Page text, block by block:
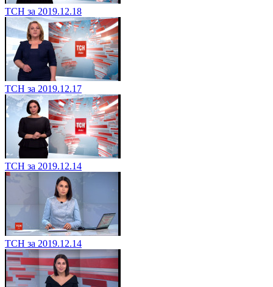
ТСН за 2019.12.18
ТСН за 2019.12.17
ТСН за 2019.12.14
ТСН за 2019.12.14